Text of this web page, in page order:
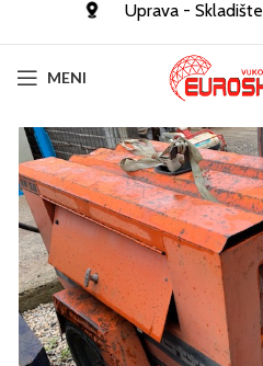
Uprava - Skladište
MENI